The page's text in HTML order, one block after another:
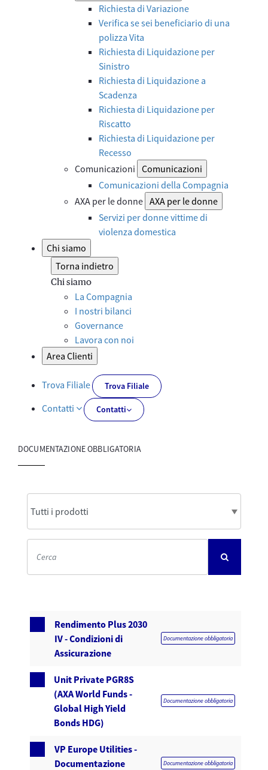
Richiesta di Variazione
Verifica se sei beneficiario di una
polizza Vita
Richiesta di Liquidazione per
Sinistro
Richiesta di Liquidazione a
Scadenza
Richiesta di Liquidazione per
Riscatto
Richiesta di Liquidazione per
Recesso
Comunicazioni Comunicazioni
Comunicazioni della Compagnia
AXA per le donne AXA per le donne
Servizi per donne vittime di
violenza domestica
Chi siamo
Torna indietro
Chi siamo
La Compagnia
I nostri bilanci
Governance
Lavora con noi
Area Clienti
Trova Filiale Trova Filiale
Contatti Contatti
DOCUMENTAZIONE OBBLIGATORIA
Rendimento Plus 2030
IV - Condizioni di
Assicurazione
Documentazione obbligatoria
Unit Private PGR8S
(AXA World Funds -
Global High Yield
Bonds HDG)
Documentazione obbligatoria
VP Europe Utilities -
Documentazione
Documentazione obbligatoria